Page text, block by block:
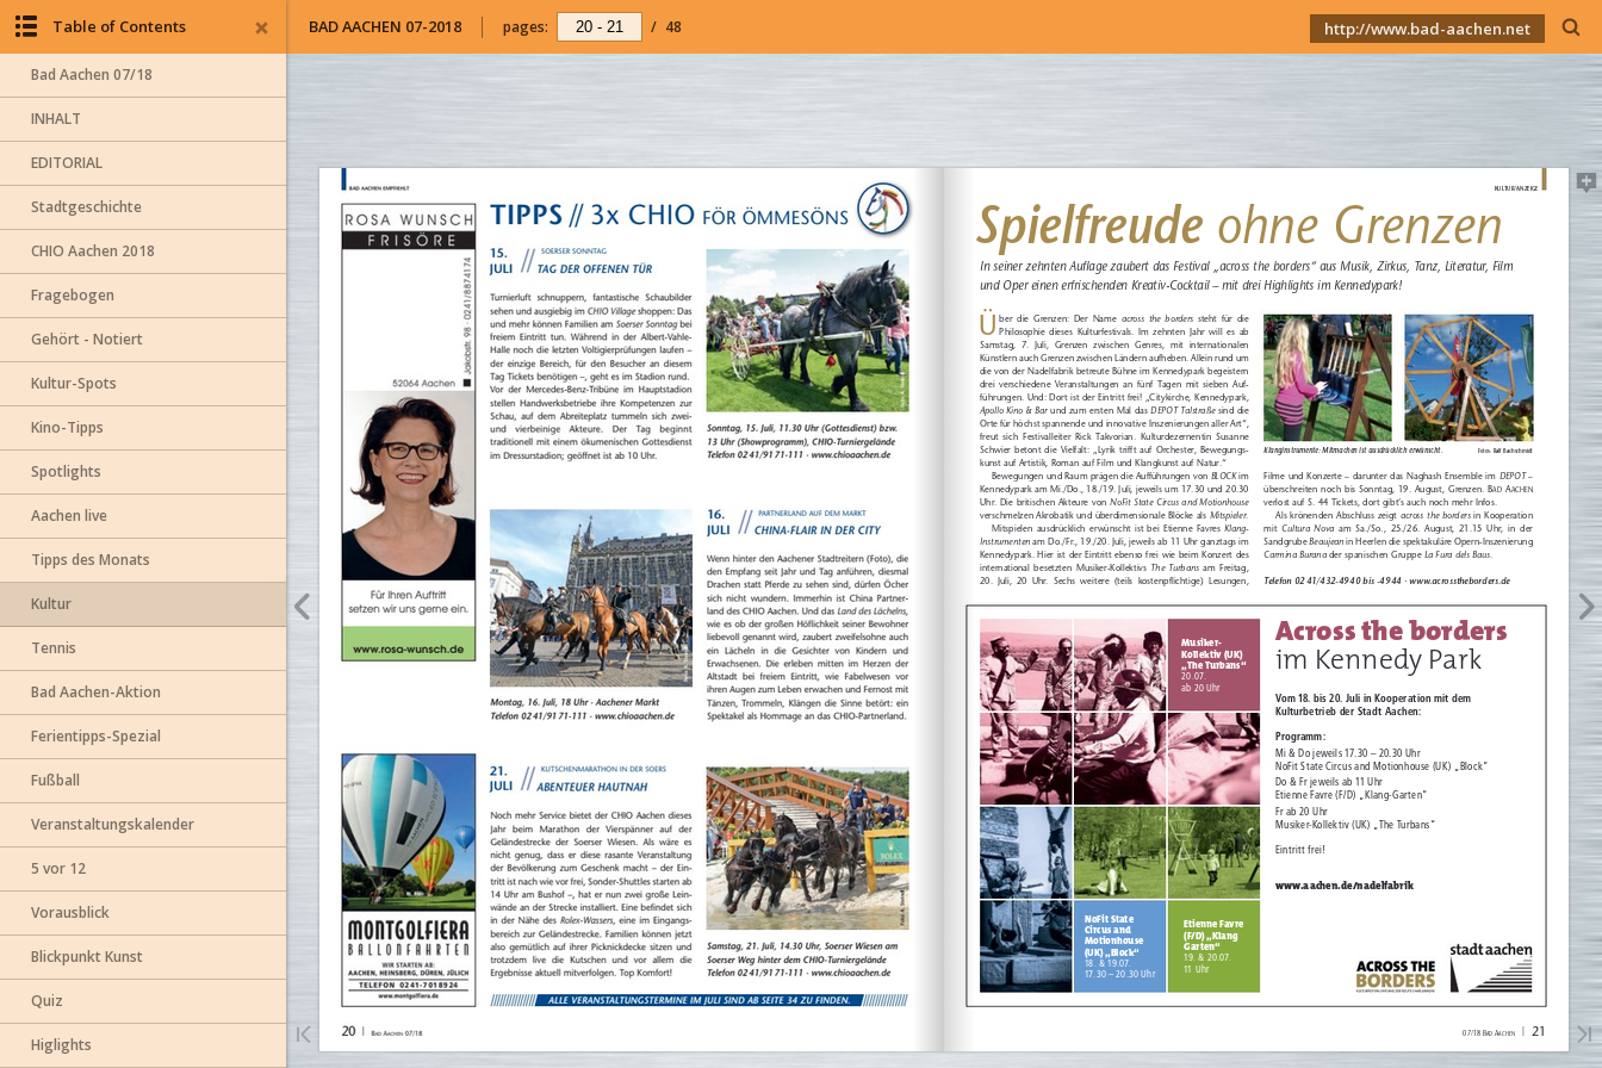
BAD AACHEN 07-2018 pages: / 48 http://www.bad-aachen.net
Table of Contents
Bad Aachen 07/18
INHALT
EDITORIAL
Stadtgeschichte
CHIO Aachen 2018
Fragebogen
Gehört - Notiert
Kultur-Spots
Kino-Tipps
Spotlights
Aachen live
Tipps des Monats
Kultur
Tennis
Bad Aachen-Aktion
Ferientipps-Spezial
Fußball
Veranstaltungskalender
5 vor 12
Vorausblick
Blickpunkt Kunst
Quiz
Higlights